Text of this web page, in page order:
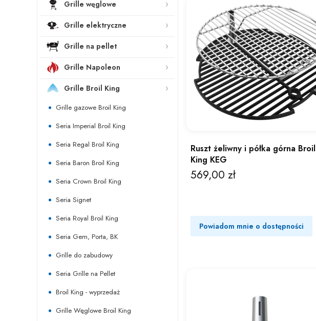
Grille węglowe
Grille elektryczne
Grille na pellet
Grille Napoleon
Grille Broil King
Grille gazowe Broil King
Seria Imperial Broil King
Seria Regal Broil King
Seria Baron Broil King
Seria Crown Broil King
Seria Signet
Seria Royal Broil King
Seria Gem, Porta, BK
Grille do zabudowy
Seria Grille na Pellet
Broil King - wyprzedaż
Grille Węglowe Broil King
Ruszt żeliwny i półka górna Broil
King KEG
Cena
569,00 zł
Powiadom mnie o dostępności